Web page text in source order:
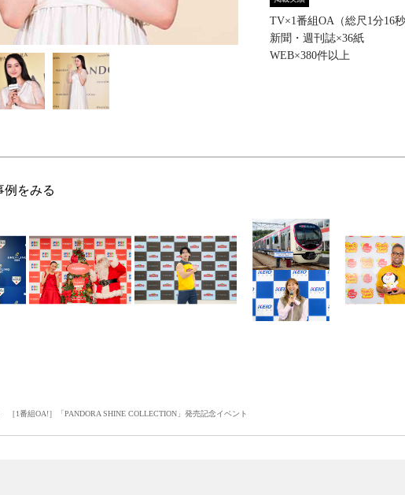
TV×1番組OA（総尺1分16秒
新聞・週刊誌×36紙
WEB×380件以上
例をみる
1番組OA!］「PANDORA SHINE COLLECTION」発売記念イベント